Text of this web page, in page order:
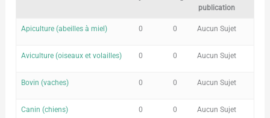
publication
Apiculture (abeilles à miel) 0 0 Aucun Sujet
Aviculture (oiseaux et volailles) 0 0 Aucun Sujet
Bovin (vaches) 0 0 Aucun Sujet
Canin (chiens) 0 0 Aucun Sujet